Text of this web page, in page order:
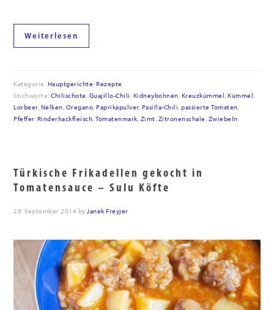
Weiterlesen
Kategorie: Hauptgerichte,Rezepte
Stichworte:Chilischote, Guajillo-Chili, Kidneybohnen, Kreuzkümmel,Kümmel,
Lorbeer, Nelken, Oregano,Paprikapulver, Pasilla-Chili,passierte Tomaten,
Pfeffer, Rinderhackfleisch,Tomatenmark, Zimt, Zitronenschale, Zwiebeln
Türkische Frikadellen gekocht in
Tomatensauce – Sulu Köfte
28. September 2014 byJanek Freyjer